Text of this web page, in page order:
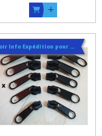
Voir Info Expédition pour Régler les Frais de Port au Meilleur Prix , En haut d'ecran à Droite